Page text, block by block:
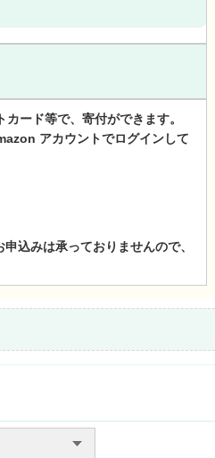
ード等で、寄付ができます。
アカウントでログインして
込みは承っておりませんので、